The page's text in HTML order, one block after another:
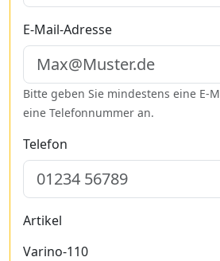
E-Mail-Adresse
Bitte geben Sie mindestens eine E-
eine Telefonnummer an.
Telefon
Artikel
Varino-110